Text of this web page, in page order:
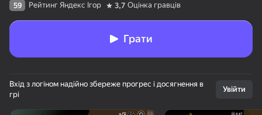
59 Рейтинг Яндекс Ігор 3,7 Оцінка гравців
Грати
Вхід з логіном надійно збереже прогрес і досягнення в
грі
Увійти